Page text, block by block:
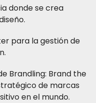
donde se crea
para la gestión de
Brandling: Brand the
de marcas
en el mundo.